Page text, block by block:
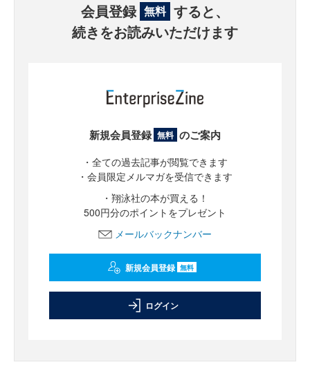
会員登録 無料 すると、
続きをお読みいただけます
新規会員登録 無料 のご案内
・全ての過去記事が閲覧できます
・会員限定メルマガを受信できます
・翔泳社の本が買える！
500円分のポイントをプレゼント
メールバックナンバー
新規会員登録 無料
ログイン